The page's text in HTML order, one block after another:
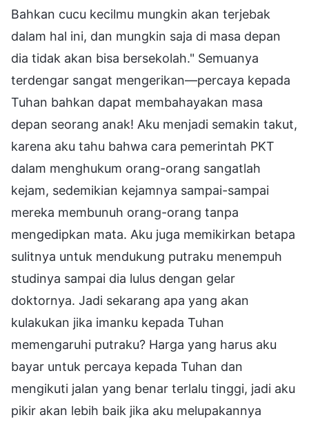
Bahkan cucu kecilmu mungkin akan terjebak
dalam hal ini, dan mungkin saja di masa depan
dia tidak akan bisa bersekolah." Semuanya
terdengar sangat mengerikan—percaya kepada
Tuhan bahkan dapat membahayakan masa
depan seorang anak! Aku menjadi semakin takut,
karena aku tahu bahwa cara pemerintah PKT
dalam menghukum orang-orang sangatlah
kejam, sedemikian kejamnya sampai-sampai
mereka membunuh orang-orang tanpa
mengedipkan mata. Aku juga memikirkan betapa
sulitnya untuk mendukung putraku menempuh
studinya sampai dia lulus dengan gelar
doktornya. Jadi sekarang apa yang akan
kulakukan jika imanku kepada Tuhan
memengaruhi putraku? Harga yang harus aku
bayar untuk percaya kepada Tuhan dan
mengikuti jalan yang benar terlalu tinggi, jadi aku
pikir akan lebih baik jika aku melupakannya